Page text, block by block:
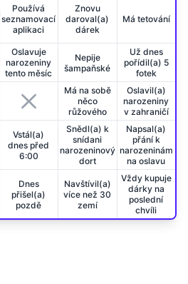
Používá
seznamovací
aplikaci
Znovu
daroval(a)
dárek
Má tetování
Oslavuje
narozeniny
tento měsíc
Nepije
šampaňské
Už dnes
pořídil(a) 5
fotek
Má na sobě
něco
růžového
Oslavil(a)
narozeniny
v zahraničí
Vstál(a)
dnes před
6:00
Snědl(a) k
snídani
narozeninový
dort
Napsal(a)
přání k
narozeninám
na oslavu
Dnes
přišel(a)
pozdě
Navštívil(a)
více než 30
zemí
Vždy kupuje
dárky na
poslední
chvíli